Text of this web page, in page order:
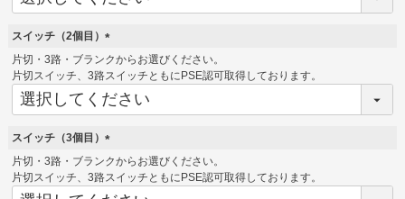
)
スイッチ（2個目）
(
必
須
)
片切・3路・ブランクからお選びください。
片切スイッチ、3路スイッチともにPSE認可取得しております。
スイッチ（3個目）
(
必
須
片切・3路・ブランクからお選びください。
片切スイッチ、3路スイッチともにPSE認可取得しております。